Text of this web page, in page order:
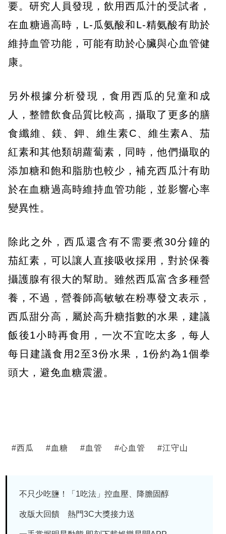
要。研究人員發現，飲用西瓜汁的受試者，
在血糖過高時，L-瓜氨酸和L-精氨酸有助於
維持血管功能，可能有助於心臟與心血管健
康。
另外根據分析發現，食用西瓜的兒童和成
人，整體飲食品質比較高，攝取了更多的膳
食纖維、鎂、鉀、維生素C、維生素A、茄
紅素和其他類胡蘿蔔素，同時，他們攝取的
添加糖和飽和脂肪也較少，補充西瓜汁有助
於在血糖過高時維持血管功能，並影響心率
變異性。
除此之外，西瓜還含有不需要煮30分鐘的
茄紅素，可以讓人直接吸收採用，對於保養
攝護腺有很大的幫助。雖然西瓜富含多種營
養，不過，營養師高敏敏在粉專發文表示，
西瓜甜分高，屬於高升糖指數的水果，建議
飯後1小時再食用，一次不宜吃太多，每人
每日建議食用2至3份水果，1份約為1個拳
頭大，避免血糖震盪。
#西瓜 #血糖 #血管 #心血管 #江守山
不只少吃鹽！「1吃法」控血壓、降膽固醇
改版大回饋 熱門3C大獎接力送